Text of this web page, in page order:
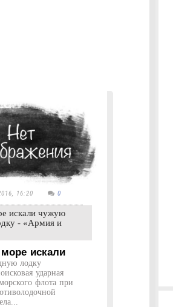
16:20 0
искали чужую
- «Армия и
искали
лодку
ударная
флота при